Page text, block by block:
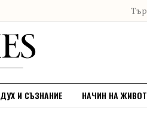
ДУХ И СЪЗНАНИЕ НАЧИН НА ЖИВОТ